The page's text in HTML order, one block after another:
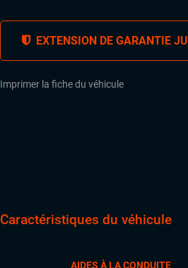
EXTENSION DE GARANTIE
Imprimer la fiche du véhicule
Caractéristiques du véhicule
AIDES À LA CONDUITE